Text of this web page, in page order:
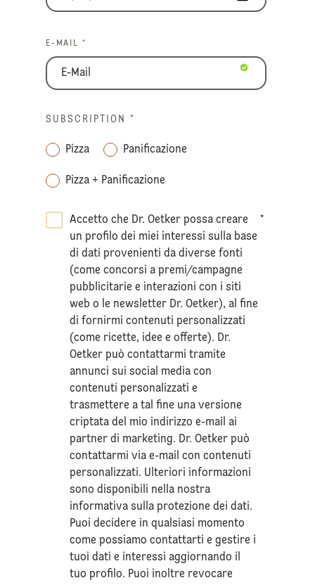
E-MAIL *
SUBSCRIPTION *
Pizza Panificazione
Pizza + Panificazione
Accetto che Dr. Oetker possa creare
un profilo dei miei interessi sulla base
di dati provenienti da diverse fonti
(come concorsi a premi/campagne
pubblicitarie e interazioni con i siti
web o le newsletter Dr. Oetker), al fine
di fornirmi contenuti personalizzati
(come ricette, idee e offerte). Dr.
Oetker può contattarmi tramite
annunci sui social media con
contenuti personalizzati e
trasmettere a tal fine una versione
criptata del mio indirizzo e-mail ai
partner di marketing. Dr. Oetker può
contattarmi via e-mail con contenuti
personalizzati. Ulteriori informazioni
sono disponibili nella nostra
informativa sullaprotezione dei dati.
Puoi decidere in qualsiasi momento
come possiamo contattarti e gestire i
tuoi dati e interessi aggiornando il
tuo profilo. Puoi inoltre revocare
*